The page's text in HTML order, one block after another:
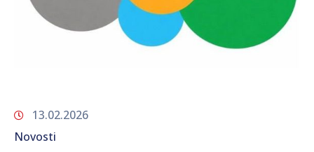
KONTAKT
13.02.2026
Novosti